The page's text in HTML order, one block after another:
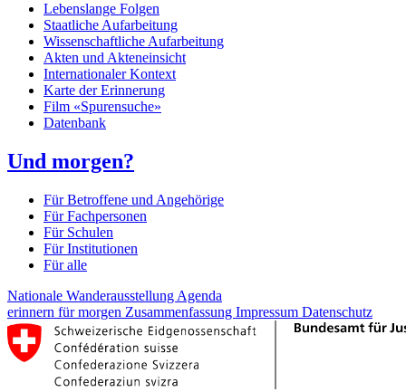
Lebenslange Folgen
Staatliche Aufarbeitung
Wissenschaftliche Aufarbeitung
Akten und Akteneinsicht
Internationaler Kontext
Karte der Erinnerung
Film «Spurensuche»
Datenbank
Und morgen?
Für Betroffene und Angehörige
Für Fachpersonen
Für Schulen
Für Institutionen
Für alle
Nationale Wanderausstellung Agenda
erinnern für morgen Zusammenfassung Impressum Datenschutz